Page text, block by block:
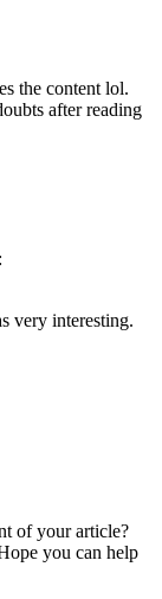
the content lol.
after reading
:
very interesting.
of your article?
you can help